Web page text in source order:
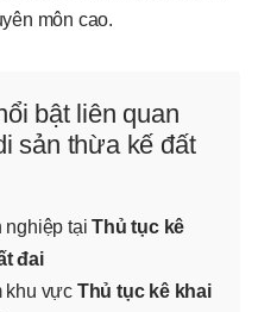
môn cao.
bật liên quan
sản thừa kế đất
nghiệp tạiThủ tục kê
đai
khu vực Thủ tục kê khai